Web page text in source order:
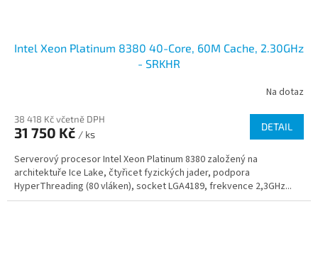
Intel Xeon Platinum 8380 40-Core, 60M Cache, 2.30GHz
- SRKHR
Na dotaz
38 418 Kč včetně DPH
31 750 Kč / ks
DETAIL
Serverový procesor Intel Xeon Platinum 8380 založený na
architektuře Ice Lake, čtyřicet fyzických jader, podpora
HyperThreading (80 vláken), socket LGA4189, frekvence 2,3GHz...